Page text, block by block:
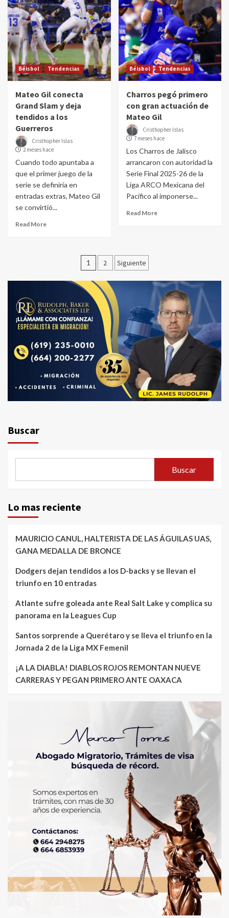
Béisbol Tendencias
Mateo Gil conecta
Grand Slam y deja
tendidos a los
Guerreros
Cristhopher Islas
2 meses hace
Cuando todo apuntaba a
que el primer juego de la
serie se definiría en
entradas extras, Mateo Gil
se convirtió...
Read More
Béisbol Tendencias
Charros pegó primero
con gran actuación de
Mateo Gil
Cristhopher Islas
7 meses hace
Los Charros de Jalisco
arrancaron con autoridad la
Serie Final 2025-26 de la
Liga ARCO Mexicana del
Pacífico al imponerse...
Read More
Paginación
de
entradas
1 2 Siguiente
Buscar
Buscar
Lo mas reciente
MAURICIO CANUL, HALTERISTA DE LAS ÁGUILAS UAS,
GANA MEDALLA DE BRONCE
Dodgers dejan tendidos a los D-backs y se llevan el
triunfo en 10 entradas
Atlante sufre goleada ante Real Salt Lake y complica su
panorama en la Leagues Cup
Santos sorprende a Querétaro y se lleva el triunfo en la
Jornada 2 de la Liga MX Femenil
¡A LA DIABLA! DIABLOS ROJOS REMONTAN NUEVE
CARRERAS Y PEGAN PRIMERO ANTE OAXACA